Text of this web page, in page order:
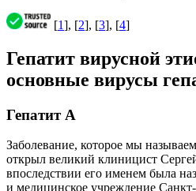
[1], [2], [3], [4]
Гепатит вирусной
основные вирусы
Гепатит А
Заболевание, которое мы
открыл великий клиницист
впоследствии его именем была
и медицинское учреждение